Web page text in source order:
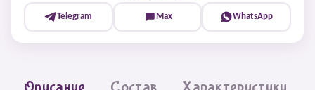
Telegram Max WhatsApp